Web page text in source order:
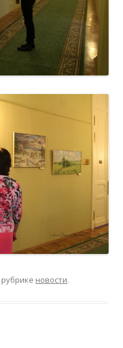
рубрике новости.